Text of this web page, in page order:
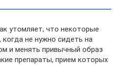
утомляет, что некоторые
не нужно сидеть на
и менять привычный образ
препараты, прием которых